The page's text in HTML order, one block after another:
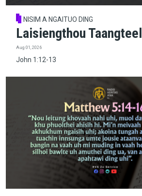
NISIM A NGAITUO DING
Laisiengthou Taangteel
Aug 01, 2026
John 1:12-13